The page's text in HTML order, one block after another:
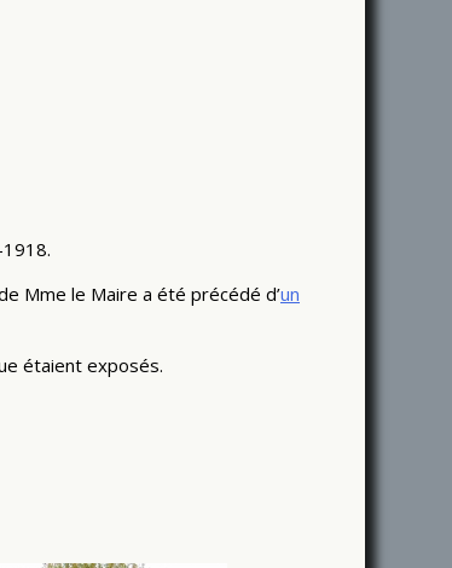
Mme le Maire a été précédé d’un
étaient exposés.